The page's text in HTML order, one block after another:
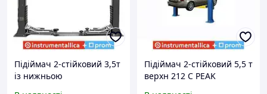
Підіймач 2-стійковий 3,5т
із нижньою
Підіймач 2-стійковий 5,5 т
верхн 212 C PEAK